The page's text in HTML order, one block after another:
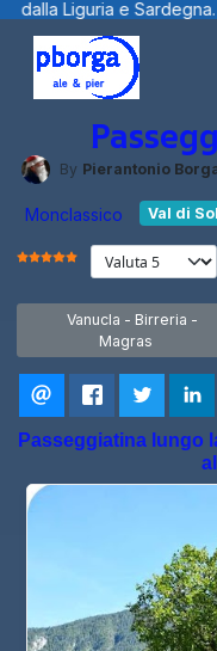
By Pierantonio
Monclassico Val di
VALUTAZIONE ATTUALE:
Valuta
Articolo precedente:
Vanucla - Birreria -
Magras
Passeggiatina lungo